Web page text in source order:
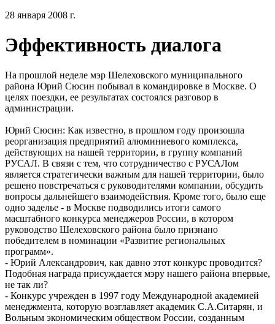
28 января 2008 г.
Эффективность диалога
На прошлой неделе мэр Шелеховского муниципального
района Юрий Сюсин побывал в командировке в Москве. О
целях поездки, ее результатах состоялся разговор в
администрации.
Юрий Сюсин: Как известно, в прошлом году произошла
реорганизация предприятий алюминиевого комплекса,
действующих на нашей территории, в группу компаний
РУСАЛ. В связи с тем, что сотрудничество с РУСАЛом
является стратегически важным для нашей территории, было
решено повстречаться с руководителями компании, обсудить
вопросы дальнейшего взаимодействия. Кроме того, было еще
одно заделье - в Москве подводились итоги самого
масштабного конкурса менеджеров России, в котором
руководство Шелеховского района было признано
победителем в номинации «Развитие региональных
программ».
- Юрий Александрович, как давно этот конкурс проводится?
Подобная награда присуждается мэру нашего района впервые,
не так ли?
- Конкурс учрежден в 1997 году Международной академией
менеджмента, которую возглавляет академик С.А.Ситарян, и
Вольным экономическим обществом России, созданным